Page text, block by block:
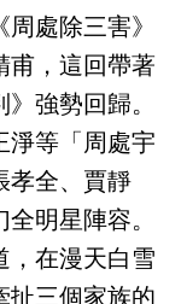
處除三害》
甫，這回帶著
強勢回歸。
淨等「周處宇
孝全、賈靜
明星陣容。
，在漫天白雪